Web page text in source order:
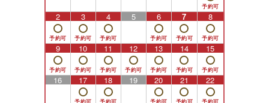
2 3 4 5 6 7 8
9 10 11 12 13 14 15
16 17 18 19 20 21 22